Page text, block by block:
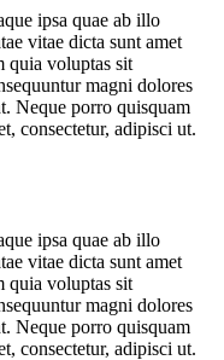
ipsa quae ab illo
vitae dicta sunt amet
quia voluptas sit
magni dolores
Neque porro quisquam
consectetur, adipisci ut.
ipsa quae ab illo
vitae dicta sunt amet
quia voluptas sit
magni dolores
Neque porro quisquam
consectetur, adipisci ut.